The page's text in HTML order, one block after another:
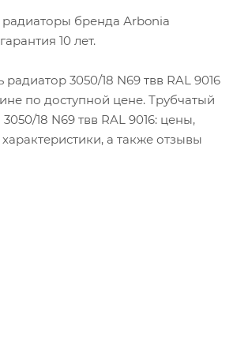
радиаторы бренда Аrbonia
10 лет.
3050/18 N69 твв RAL 9016
по доступной цене. Трубчатый
18 N69 твв RAL 9016: цены,
а также отзывы